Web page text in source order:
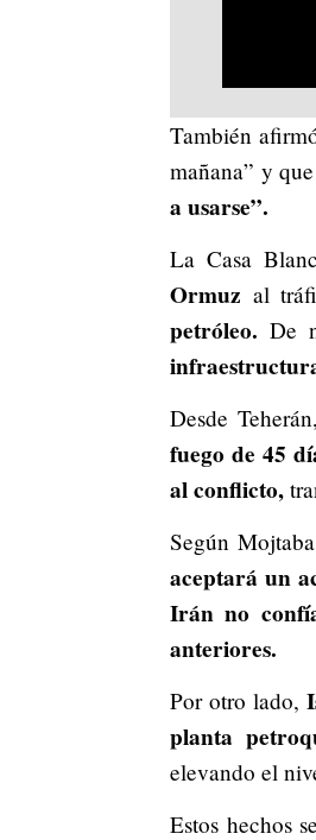
También
mañana” y
a usarse”.
La Casa
Ormuz al
petróleo. De
Desde
fuego de 45
al conflicto,
Según
aceptará un
Irán no
anteriores.
Por otro lado,
planta
elevando el
Estos hechos